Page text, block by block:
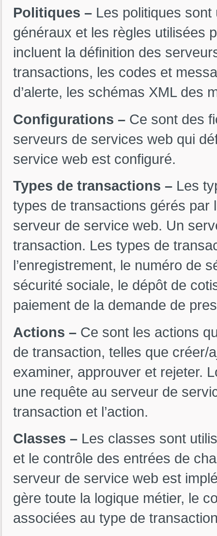
Politiques – Les politiques
généraux et les règles utilisées
incluent la définition des
transactions, les codes et
d’alerte, les schémas XML des
Configurations – Ce sont des
serveurs de services web qui
service web est configuré.
Types de transactions – Les
types de transactions gérés par
serveur de service web. Un
transaction. Les types de
l’enregistrement, le numéro de
sécurité sociale, le dépôt de
paiement de la demande de
Actions – Ce sont les actions
de transaction, telles que créer/
examiner, approuver et rejeter.
une requête au serveur de
transaction et l’action.
Classes – Les classes sont
et le contrôle des entrées de
serveur de service web est
gère toute la logique métier, le
associées au type de